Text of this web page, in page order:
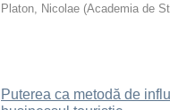
Platon, Nicolae (Academia de
Puterea ca metodă de